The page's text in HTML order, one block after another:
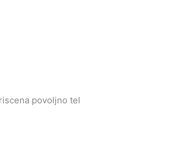
povoljno tel